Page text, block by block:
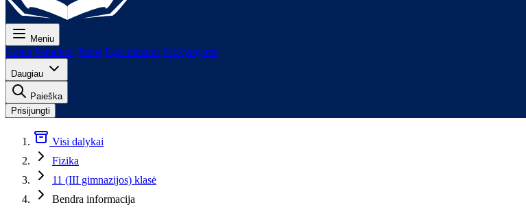
Meniu
Kaina Pamokos Testai Egzaminams Mokytojams
Daugiau
Paieška
Prisijungti
Visi dalykai
Fizika
11 (III gimnazijos) klasė
Bendra informacija